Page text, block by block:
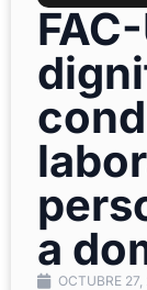
a
OCTUBRE